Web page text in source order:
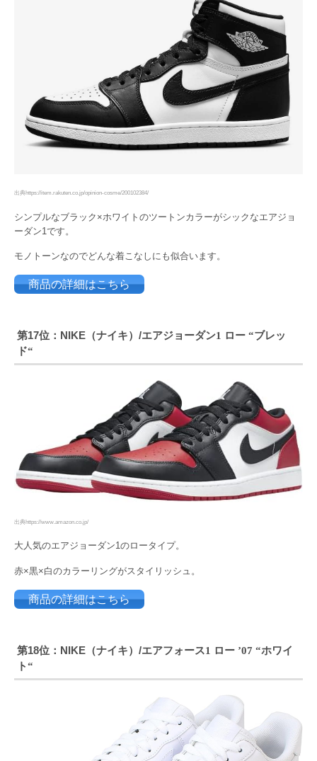
出典https://item.rakuten.co.jp/opinion-cosme/200102384/
シンプルなブラック×ホワイトのツートンカラーがシックなエアジョ
ーダン1です。
モノトーンなのでどんな着こなしにも似合います。
商品の詳細はこちら
第17位：NIKE（ナイキ）/エアジョーダン1 ロー “ブレッ
ド“
出典https://www.amazon.co.jp/
大人気のエアジョーダン1のロータイプ。
赤×黒×白のカラーリングがスタイリッシュ。
商品の詳細はこちら
第18位：NIKE（ナイキ）/エアフォース1 ロー ’07 “ホワイ
ト“